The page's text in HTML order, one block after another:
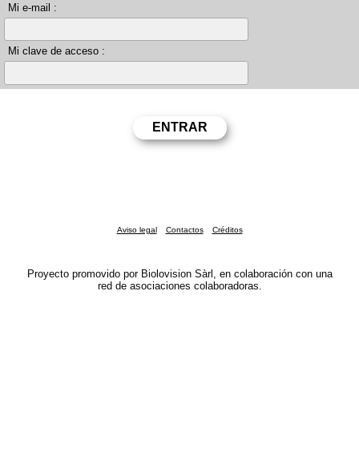
Mi e-mail :
Mi clave de acceso :
Aviso legal Contactos Créditos
Proyecto promovido por Biolovision Sàrl, en colaboración con una
red de asociaciones colaboradoras.